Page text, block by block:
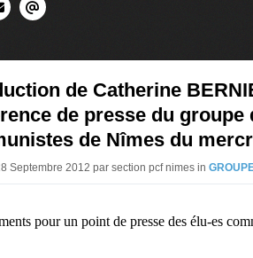
de Catherine
de presse du groupe
de Nîmes du
Septembre 2012 par section pcf nimes in
pour un point de presse des élu-es